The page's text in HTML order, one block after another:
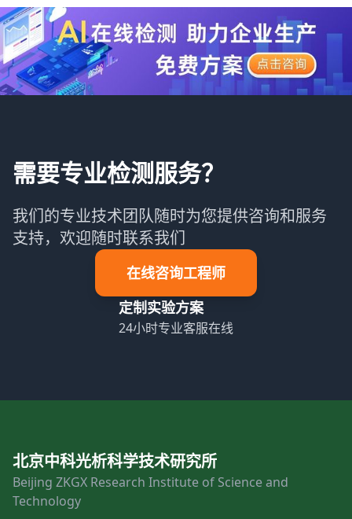
需要专业检测服务？
我们的专业技术团队随时为您提供咨询和服务
支持，欢迎随时联系我们
在线咨询工程师
定制实验方案
24小时专业客服在线
北京中科光析科学技术研究所
Beijing ZKGX Research Institute of Science and
Technology